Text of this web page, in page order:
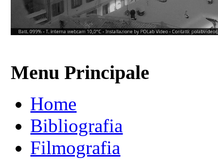
Menu Principale
Home
Bibliografia
Filmografia